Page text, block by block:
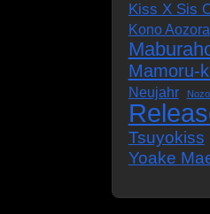
Kiss X Sis
Kono Aozora
Mamoru-
Neujahr
Tsuyokiss
Yoake